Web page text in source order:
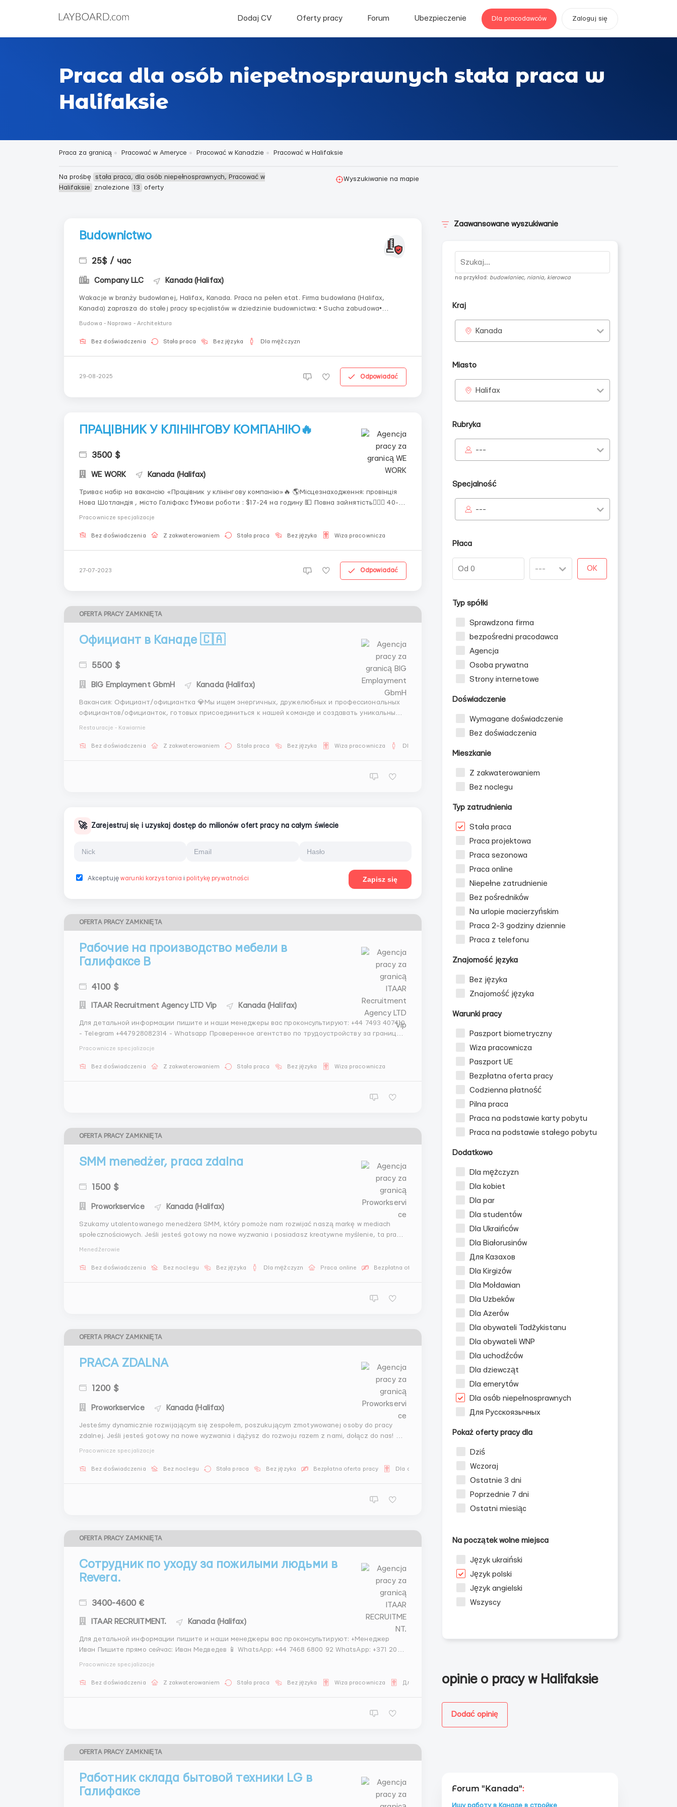
Dodaj CV Oferty pracy Forum Ubezpieczenie Dla pracodawców Zaloguj się
Praca dla osób niepełnosprawnych stała praca w
Halifaksie
Praca za granicą Pracować w Ameryce Pracować w Kanadzie Pracować w Halifaksie
Na prośbę
stała praca, dla osób niepełnosprawnych, Pracować w
Halifaksie
znalezione 13 oferty
Wyszukiwanie na mapie
Budownictwo
25$ / час
Company LLC Kanada (Halifax)
Wakacje w branży budowlanej, Halifax, Kanada. Praca na pełen etat. Firma budowlana (Halifax,
Kanada) zaprasza do stałej pracy specjalistów w dziedzinie budownictwa: • Sucha zabudowa•
Budowa - Naprawa - Architektura
Bez doświadczenia Stała praca Bez języka Dla mężczyzn
29-08-2025 Odpowiadać
ПРАЦІВНИК У КЛІНІНГОВУ КОМПАНІЮ🔥
3500 $
WE WORK Kanada (Halifax)
Триває набір на вакансію «Працівник у клінінгову компанію»🔥 🌎Місцезнаходження: провінція
Нова Шотландія , місто Галіфакс ❗️Умови роботи : $17-24 на годину 💵 Повна зайнятість💁🏼‍♀️ 40-65
Pracownicze specjalizacje
Bez doświadczenia Z zakwaterowaniem Stała praca Bez języka Wiza pracownicza
27-07-2023 Odpowiadać
OFERTA PRACY ZAMKNIĘTA
Официант в Канаде 🇨🇦
5500 $
BIG Emplayment GbmH Kanada (Halifax)
Вакансия: Официант/официантка 💎Мы ищем энергичных, дружелюбных и профессиональных
официантов/официанток, готовых присоединиться к нашей команде и создавать уникальный
Restauracje - Kawiarnie
Bez doświadczenia Z zakwaterowaniem Stała praca Bez języka Wiza pracownicza Dla mężczyzn
🚀 Zarejestruj się i uzyskaj dostęp do milionów ofert pracy na całym świecie
Akceptujęwarunki korzystania i politykę prywatności Zapisz się
OFERTA PRACY ZAMKNIĘTA
Рабочие на производство мебели в
Галифаксе В
4100 $
ITAAR Recruitment Agency LTD Vip Kanada (Halifax)
Для детальной информации пишите и наши менеджеры вас проконсультируют: +44 7493 407410
- Telegram +447928082314 - Whatsapp Проверенное агентство по трудоустройству за границей
Pracownicze specjalizacje
Bez doświadczenia Z zakwaterowaniem Stała praca Bez języka Wiza pracownicza
OFERTA PRACY ZAMKNIĘTA
SMM menedżer, praca zdalna
1500 $
Proworkservice Kanada (Halifax)
Szukamy utalentowanego menedżera SMM, który pomoże nam rozwijać naszą markę w mediach
społecznościowych. Jeśli jesteś gotowy na nowe wyzwania i posiadasz kreatywne myślenie, ta praca
jest dla ciebie!Obowiązki:Opracowanie i wdrożenie strategii promocji w mediach społecznościowych,
Menedżerowie
Bez doświadczenia Bez noclegu Bez języka Dla mężczyzn Praca online Bezpłatna oferta pracy
OFERTA PRACY ZAMKNIĘTA
PRACA ZDALNA
1200 $
Proworkservice Kanada (Halifax)
Jesteśmy dynamicznie rozwijającym się zespołem, poszukującym zmotywowanej osoby do pracy
zdalnej. Jeśli jesteś gotowy na nowe wyzwania i dążysz do rozwoju razem z nami, dołącz do nas! Co
Pracownicze specjalizacje
Bez doświadczenia Bez noclegu Stała praca Bez języka Bezpłatna oferta pracy Dla obywateli WNP
OFERTA PRACY ZAMKNIĘTA
Сотрудник по уходу за пожилыми людьми в
Revera.
3400-4600 €
ITAAR RECRUITMENT. Kanada (Halifax)
Для детальной информации пишите и наши менеджеры вас проконсультируют: +Менеджер
Иван Пишите прямо сейчас: Иван Медведев 📱 WhatsApp: +44 7468 6800 92 WhatsApp: +371 20
Pracownicze specjalizacje
Bez doświadczenia Z zakwaterowaniem Stała praca Bez języka Wiza pracownicza Для Русскоязычных
OFERTA PRACY ZAMKNIĘTA
Работник склада бытовой техники LG в
Галифаксе
Zaawansowane wyszukiwanie
na przykład: budowlaniec, niania, kierowca
Kraj
Kanada
Miasto
Halifax
Rubryka
---
Specjalność
---
Płaca
OK
Typ spółki
Sprawdzona firma
bezpośredni pracodawca
Agencja
Osoba prywatna
Strony internetowe
Doświadczenie
Wymagane doświadczenie
Bez doświadczenia
Mieszkanie
Z zakwaterowaniem
Bez noclegu
Typ zatrudnienia
Stała praca
Praca projektowa
Praca sezonowa
Praca online
Niepełne zatrudnienie
Bez pośredników
Na urlopie macierzyńskim
Praca 2-3 godziny dziennie
Praca z telefonu
Znajomość języka
Bez języka
Znajomość języka
Warunki pracy
Paszport biometryczny
Wiza pracownicza
Paszport UE
Bezpłatna oferta pracy
Codzienna płatność
Pilna praca
Praca na podstawie karty pobytu
Praca na podstawie stałego pobytu
Dodatkowo
Dla mężczyzn
Dla kobiet
Dla par
Dla studentów
Dla Ukraińców
Dla Białorusinów
Для Казахов
Dla Kirgizów
Dla Mołdawian
Dla Uzbeków
Dla Azerów
Dla obywateli Tadżykistanu
Dla obywateli WNP
Dla uchodźców
Dla dziewcząt
Dla emerytów
Dla osób niepełnosprawnych
Для Русскоязычных
Pokaż oferty pracy dla
Dziś
Wczoraj
Ostatnie 3 dni
Poprzednie 7 dni
Ostatni miesiąc
Na początek wolne miejsca
Język ukraiński
Język polski
Język angielski
Wszyscy
opinie o pracy w Halifaksie
Dodać opinię
Forum "Kanada":
Ищу работу в Канаде в стройке